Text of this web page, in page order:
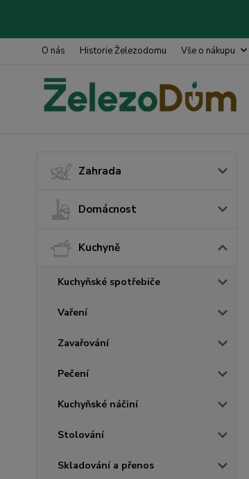
O nás Historie Železodomu Vše o nákupu
Zahrada
Domácnost
Kuchyně
Kuchyňské spotřebiče
Vaření
Zavařování
Pečení
Kuchyňské náčiní
Stolování
Skladování a přenos